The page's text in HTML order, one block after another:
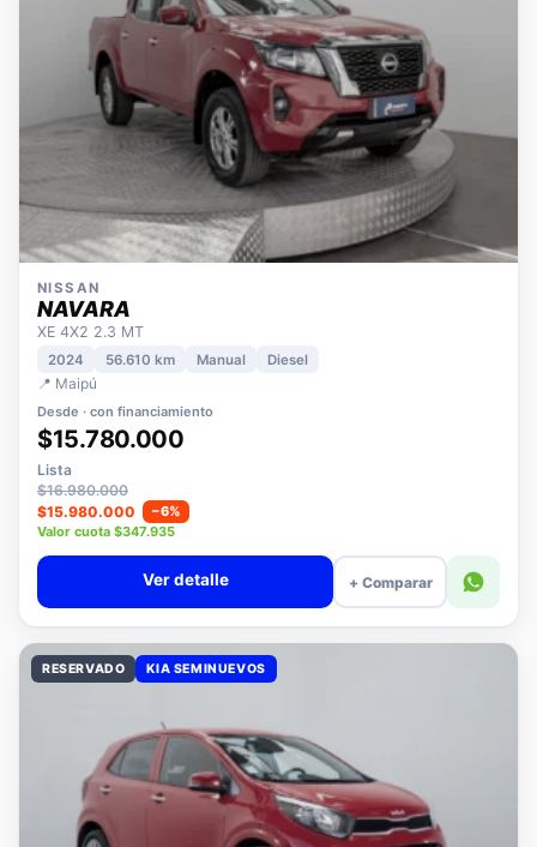
NISSAN
NAVARA
XE 4X2 2.3 MT
2024
📍 Maipú
Desde · con financiamiento
$15.780.000
Lista
$16.980.000
$15.980.000
−6%
Valor cuota $347.935
+ Comparar